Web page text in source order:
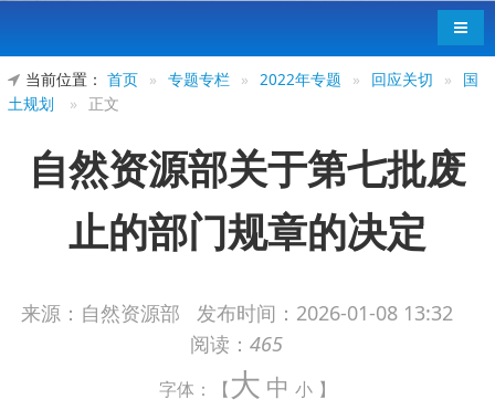
导航
当前位置： 首页 » 专题专栏 » 2022年专题 » 回应关切 »
国
土规划
» 正文
自然资源部关于第七批废
止的部门规章的决定
来源：自然资源部 发布时间： 2026-01-08 13:32
阅读： 465
字体：【大 中 小 】
（2026年1月1日自然资源部令第20号公布经2025年
12月26日自然资源部第6次部务会议审议通过自公